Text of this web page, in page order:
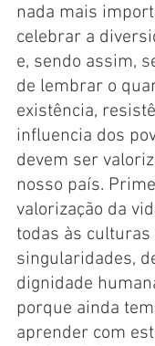
nada mais
celebrar a
e, sendo assim,
de lembrar o
existência,
influencia dos
devem ser
nosso país.
valorização da
todas às culturas
singularidades,
dignidade
porque ainda
aprender com